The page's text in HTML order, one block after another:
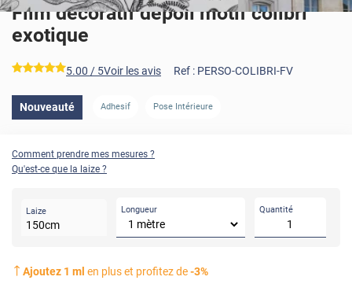
Film décoratif dépoli motif colibri
exotique
*****
5.00 / 5Voir les avis Ref : PERSO-COLIBRI-FV
Nouveauté Adhesif Pose Intérieure
Comment prendre mes mesures ?
Qu'est-ce que la laize ?
Laize
150cm
Longueur Quantité
Ajoutez 1 ml en plus et profitez de-3%